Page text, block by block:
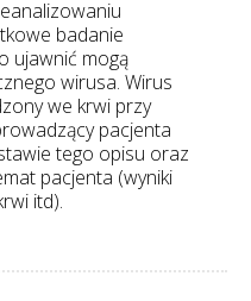
badanie
ujawnić mogą
wirusa. Wirus
we krwi przy
pacjenta
tego opisu oraz
pacjenta (wyniki
itd).